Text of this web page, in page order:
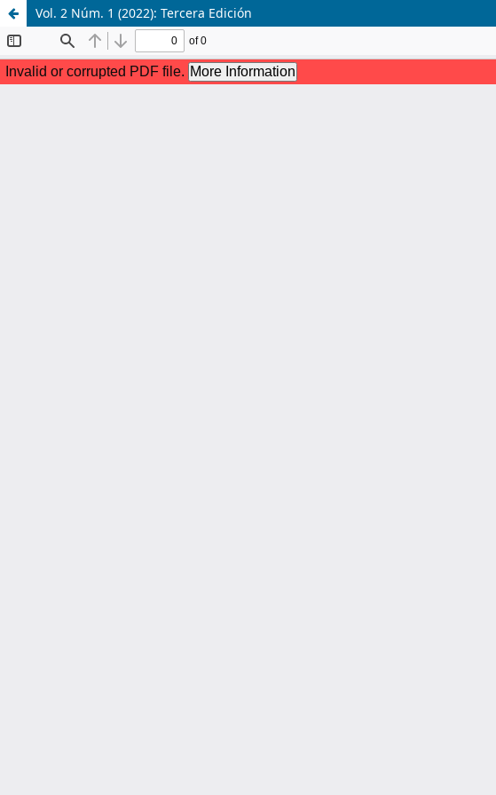
Vol. 2 Núm. 1 (2022): Tercera Edición